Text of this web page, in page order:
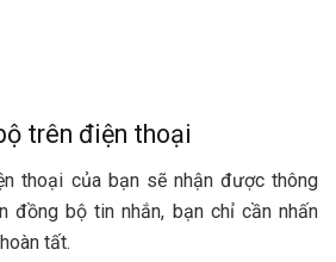
trên điện thoại
thoại của bạn sẽ nhận được thông
đồng bộ tin nhắn, bạn chỉ cần nhấn
tất.